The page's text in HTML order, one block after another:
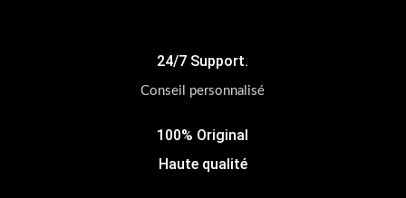
24/7 Support.
Conseil personnalisé
100% Original
Haute qualité